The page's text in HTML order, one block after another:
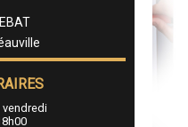
vendredi